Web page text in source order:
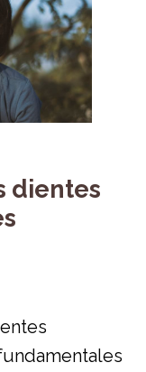
dientes